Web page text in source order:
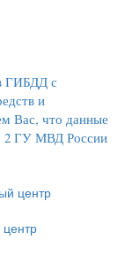
ГИБДД с
и
Вас, что данные
2 ГУ МВД России